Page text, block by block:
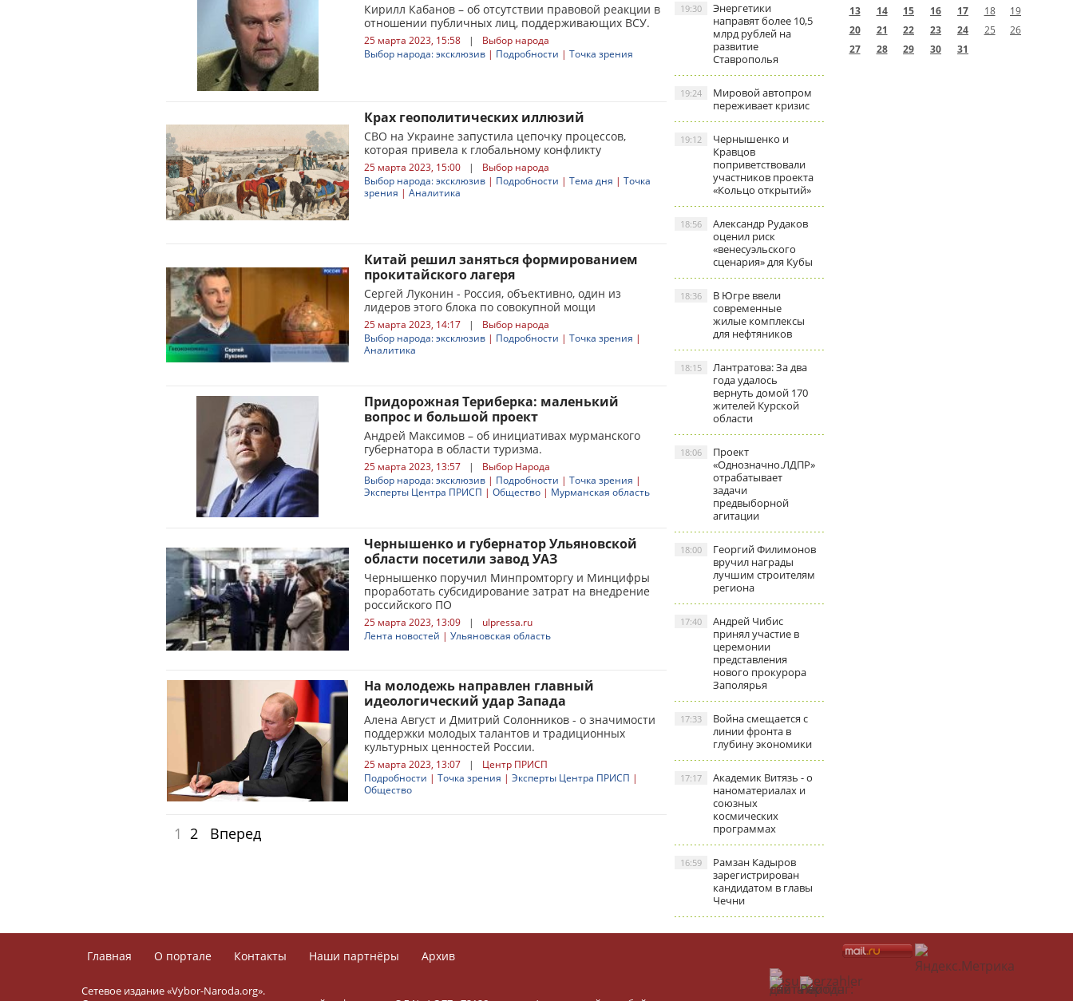
Кирилл Кабанов – об отсутствии правовой реакции в
отношении публичных лиц, поддерживающих ВСУ.
25 марта 2023, 15:58 |
Выбор народа
Выбор народа: эксклюзив | Подробности | Точка зрения
Крах геополитических иллюзий
СВО на Украине запустила цепочку процессов,
которая привела к глобальному конфликту
25 марта 2023, 15:00 |
Выбор народа
Выбор народа: эксклюзив | Подробности | Тема дня | Точка
зрения | Аналитика
Китай решил заняться формированием
прокитайского лагеря
Сергей Луконин - Россия, объективно, один из
лидеров этого блока по совокупной мощи
25 марта 2023, 14:17 |
Выбор народа
Выбор народа: эксклюзив | Подробности | Точка зрения |
Аналитика
Придорожная Териберка: маленький
вопрос и большой проект
Андрей Максимов – об инициативах мурманского
губернатора в области туризма.
25 марта 2023, 13:57 |
Выбор Народа
Выбор народа: эксклюзив | Подробности | Точка зрения |
Эксперты Центра ПРИСП | Общество | Мурманская область
Чернышенко и губернатор Ульяновской
области посетили завод УАЗ
Чернышенко поручил Минпромторгу и Минцифры
проработать субсидирование затрат на внедрение
российского ПО
25 марта 2023, 13:09 |
ulpressa.ru
Лента новостей | Ульяновская область
На молодежь направлен главный
идеологический удар Запада
Алена Август и Дмитрий Солонников - о значимости
поддержки молодых талантов и традиционных
культурных ценностей России.
25 марта 2023, 13:07 |
Центр ПРИСП
Подробности | Точка зрения | Эксперты Центра ПРИСП |
Общество
1 2 Вперед
Энергетики
направят более 10,5
млрд рублей на
развитие
Ставрополья
19:30
Мировой автопром
переживает кризис
19:24
Чернышенко и
Кравцов
поприветствовали
участников проекта
«Кольцо открытий»
19:12
Александр Рудаков
оценил риск
«венесуэльского
сценария» для Кубы
18:56
В Югре ввели
современные
жилые комплексы
для нефтяников
18:36
Лантратова: За два
года удалось
вернуть домой 170
жителей Курской
области
18:15
Проект
«Однозначно.ЛДПР»
отрабатывает
задачи
предвыборной
агитации
18:06
Георгий Филимонов
вручил награды
лучшим строителям
региона
18:00
Андрей Чибис
принял участие в
церемонии
представления
нового прокурора
Заполярья
17:40
Война смещается с
линии фронта в
глубину экономики
17:33
Академик Витязь - о
наноматериалах и
союзных
космических
программах
17:17
Рамзан Кадыров
зарегистрирован
кандидатом в главы
Чечни
16:59
13
14 15 16 17 18
19
20
21 22 23 24 25
26
27
28 29 30 31
Главная О портале Контакты Наши партнёры Архив
Сетевое издание «Vybor-Naroda.org».